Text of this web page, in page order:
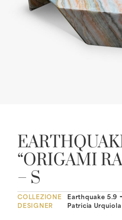
“ORIGAMI
– S
COLLEZIONE
Earthquake 5.9
DESIGNER
Patricia Urquiola